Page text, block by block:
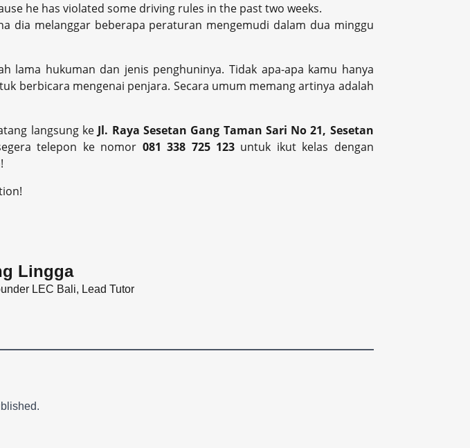
he has violated some driving rules in the past two weeks.
dia melanggar beberapa peraturan mengemudi dalam dua minggu
lama hukuman dan jenis penghuninya. Tidak apa-apa kamu hanya
berbicara mengenai penjara. Secara umum memang artinya adalah
langsung ke Jl. Raya Sesetan Gang Taman Sari No 21, Sesetan
telepon ke nomor 081 338 725 123 untuk ikut kelas dengan
Lingga
LEC Bali, Lead Tutor